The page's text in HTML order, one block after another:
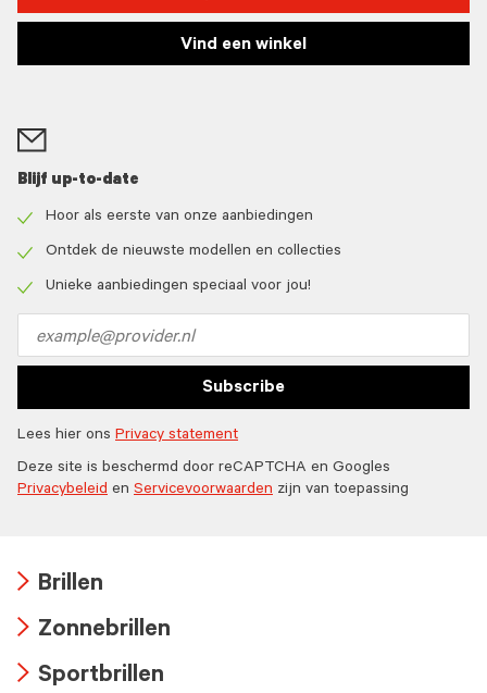
Vind een winkel
Blijf up-to-date
icon
Hoor als eerste van onze aanbiedingen
icon
Ontdek de nieuwste modellen en collecties
Unieke aanbiedingen speciaal voor jou!
address
Subscribe
Lees hier ons Privacy statement
Deze site is beschermd door reCAPTCHA en Googles
Privacybeleid en Servicevoorwaarden zijn van toepassing
icon
Brillen
icon
Zonnebrillen
Sportbrillen